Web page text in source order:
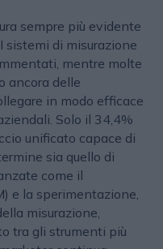
sempre più evidente
sistemi di misurazione
mentre molte
ancora delle
in modo efficace
Solo il 34,4%
unificato capace di
sia quello di
come il
e la sperimentazione,
misurazione,
tra gli strumenti più